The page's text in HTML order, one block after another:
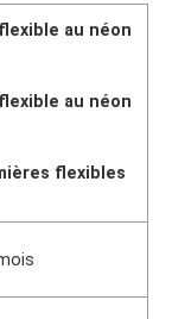
au néon
au néon
flexibles